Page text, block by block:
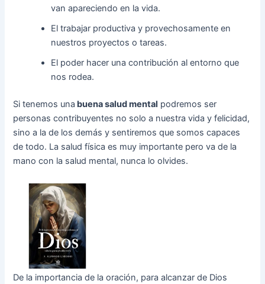
van apareciendo en la vida.
El trabajar productiva y provechosamente en
nuestros proyectos o tareas.
El poder hacer una contribución al entorno que
nos rodea.
Si tenemos una buena salud mental podremos ser
personas contribuyentes no solo a nuestra vida y felicidad,
sino a la de los demás y sentiremos que somos capaces
de todo. La salud física es muy importante pero va de la
mano con la salud mental, nunca lo olvides.
De la importancia de la oración, para alcanzar de Dios